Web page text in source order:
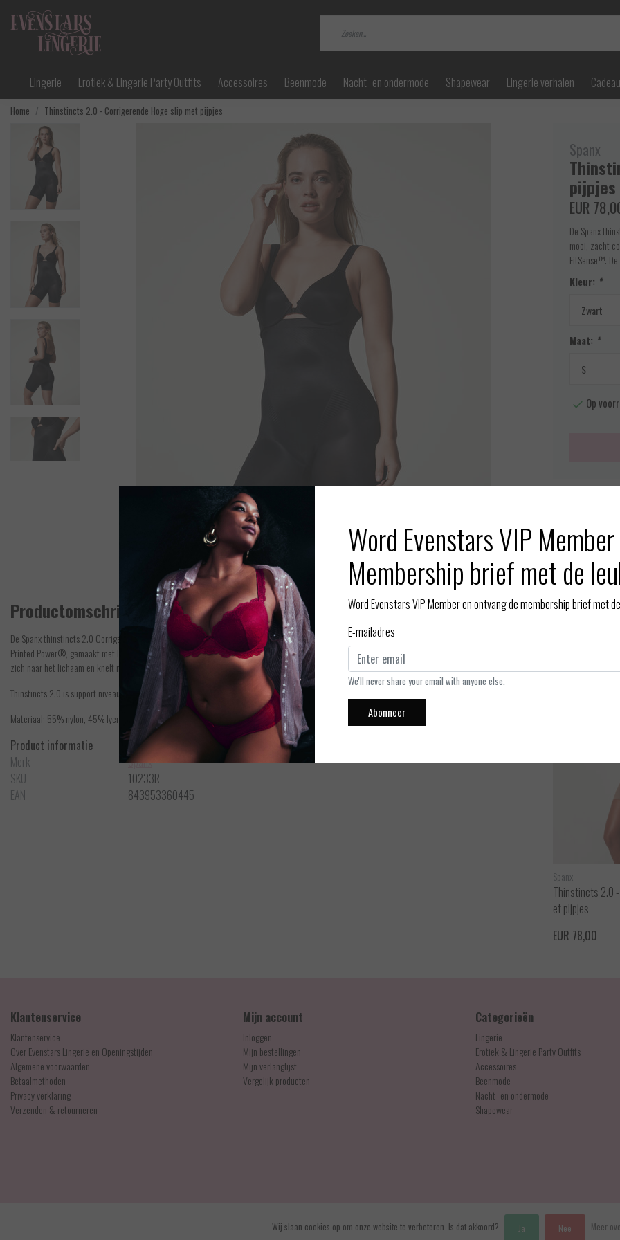
Lingerie Erotiek & Lingerie Party Outfits Accessoires Beenmode Nacht- en ondermode Shapewear Lingerie verhalen
Home Thinstincts 2.0 - Corrigerende Hoge slip met pijpjes
Afbeelding vergroten
Spanx
pijpjes
EUR
De Spanx
mooi, zacht
FitSense™.
Kleur: *
Maat: *
Op
Toevoegen
Productomschrijving
De Spanx thinstincts 2.0 Corrigerende hoge slip met pijpjes sluit aan tot aan de BH en geeft een mooi, zacht corrigerend effect over het lijf. De stof is
Printed Power®, gemaakt met Lycra® FitSense™. De stof is ultradun, ademende, lichtgewicht en zijdezacht. Er zijn geen zichtbare lijnen. De slip vormt
zich naar het lichaam en knelt niet.
Thinstincts 2.0 is support niveau 2, een stevig support voor het lichaam.
Materiaal: 55% nylon, 45% lycra-elastaan. Kruisje: 100% katoen.
Product informatie
Merk
Spanx
SKU
10233R
EAN
843953360445
Spanx
Thinstincts 2.0
et pijpjes
EUR 78,00
Klantenservice
Klantenservice
Over Evenstars Lingerie en Openingstijden
Algemene voorwaarden
Betaalmethoden
Privacy verklaring
Verzenden & retourneren
Mijn account
Inloggen
Mijn bestellingen
Mijn verlanglijst
Vergelijk producten
Categorieën
Lingerie
Erotiek & Lingerie Party Outfits
Accessoires
Beenmode
Nacht- en ondermode
Shapewear
RSS Feed
Word Evenstars VIP
Membership brief met de
Word Evenstars VIP Member en ontvang de membership brief met
E-mailadres
We'll never share your email with anyone else.
Abonneer
Wij slaan cookies op om onze website te verbeteren. Is dat akkoord? Ja Nee Meer